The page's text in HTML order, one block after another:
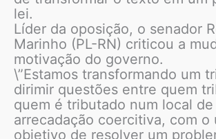
lei.
Líder da oposição, o senador
Marinho (PL-RN) criticou a
motivação do governo.
\”Estamos transformando um
dirimir questões entre quem
quem é tributado num local de
arrecadação coercitiva, com o
objetivo de resolver um